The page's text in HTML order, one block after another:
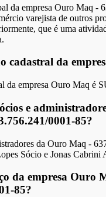
da empresa Ouro Maq -
varejista de outros
que é uma
cadastral da
da empresa Ouro Maq é
e
0001-85?
da Ouro Maq -
Sócio e Jonas Cabrini
da empresa Ouro
85?